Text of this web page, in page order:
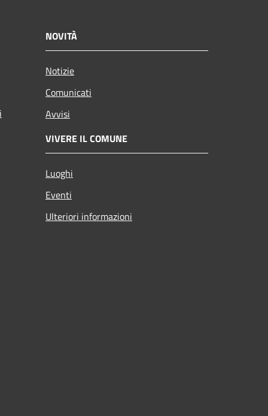
NOVITÀ
Notizie
Comunicati
Avvisi
VIVERE IL COMUNE
Luoghi
Eventi
Ulteriori informazioni